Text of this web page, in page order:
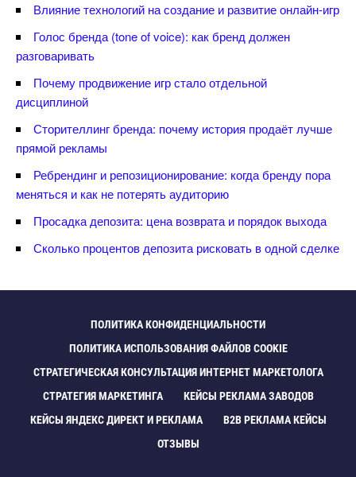
лияние технологий на создание и развитие онлайн-игр
Голос бренда (tone of voice): как бренд должен
разговаривать
Почему продвижение игр стало отдельной
дисциплиной
Сторителлинг бренда: почему история продаёт лучше
прямой рекламы
Ребрендинг и репозиционирование: когда бренду пора
меняться и как не потерять аудиторию
Просадка депозита: цена возврата и порядок выхода
Сколько процентов депозита рисковать в одной сделке
ПОЛИТИКА КОНФИДЕНЦИАЛЬНОСТИ
ПОЛИТИКА ИСПОЛЬЗОВАНИЯ ФАЙЛОВ COOKIE
СТРАТЕГИЧЕСКАЯ КОНСУЛЬТАЦИЯ ИНТЕРНЕТ МАРКЕТОЛОГА
СТРАТЕГИЯ МАРКЕТИНГА
КЕЙСЫ РЕКЛАМА ЗАВОДО
КЕЙСЫ ЯНДЕКС ДИРЕКТ И РЕКЛАМА
B2B РЕКЛАМА КЕЙСЫ
ОТЗЫВЫ